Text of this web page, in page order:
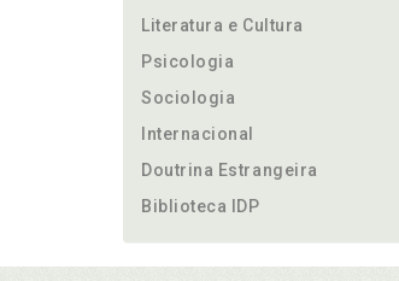
Literatura e Cultura
Psicologia
Sociologia
Internacional
Doutrina Estrangeira
Biblioteca IDP